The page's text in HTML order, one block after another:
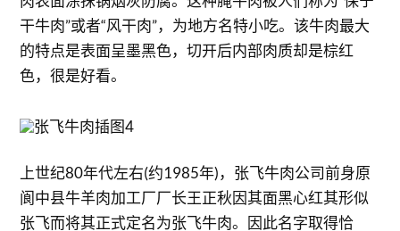
干牛肉”或者“风干肉”，为地方名特小吃。该牛肉最大
的特点是表面呈墨黑色，切开后内部肉质却是棕红
色，很是好看。
上世纪80年代左右(约1985年)，张飞牛肉公司前身原
阆中县牛羊肉加工厂厂长王正秋因其面黑心红其形似
张飞而将其正式定名为张飞牛肉。因此名字取得恰